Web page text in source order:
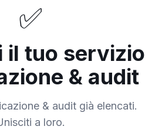
✅
il tuo servizio
& audit
& audit già elencati.
a loro.